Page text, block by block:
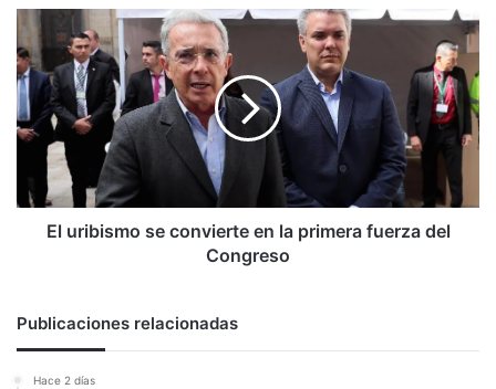
El
uribismo
se
convierte
en
la
primera
fuerza
del
Congreso
El uribismo se convierte en la primera fuerza del
Congreso
Publicaciones relacionadas
Hace 2 días